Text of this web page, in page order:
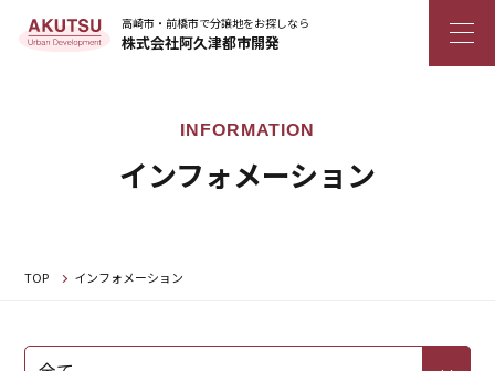
高崎市・前橋市で分譲地をお探しなら
株式会社阿久津都市開発
インフォメーション
TOP インフォメーション